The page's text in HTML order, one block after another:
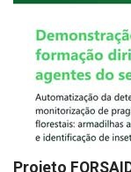
Projeto